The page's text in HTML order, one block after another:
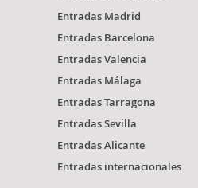
Entradas Madrid
Entradas Barcelona
Entradas Valencia
Entradas Málaga
Entradas Tarragona
Entradas Sevilla
Entradas Alicante
Entradas internacionales